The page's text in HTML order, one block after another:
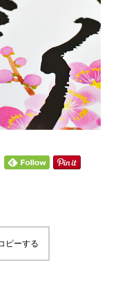
ピーする